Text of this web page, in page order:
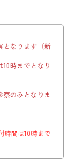
となります（新
時までとなり
のみとなりま
時間は10時まで